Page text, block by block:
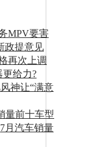
MPV要害
政提意见
再次上调
给力?
神让“满意
量前十车型
7月汽车销量